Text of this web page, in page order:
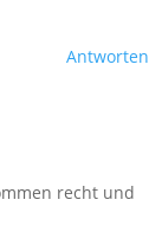
Antworten
recht und